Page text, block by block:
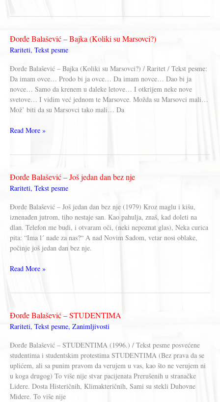
za
rođendan
Đorđe Balašević – Bajka (Koliki su Marsovci?)
Rariteti, Tekst pesme
Đorđe Balašević – Bajka (Koliki su Marsovci?) / Raritet / Tekst pesme:
Da imam ovce… Prodo bi ja ovce… Da imam novce… Dao bi ja
novce… Samo da krenem u daleke letove… I otkrijem neke nove
svetove… I vidim već jednom te Marsovce. Možda su Marsovci mali…
Mož’ biti da su Marsovci tako mali… Da
Đorđe
su
Marsovci?)
Read More »
Đorđe Balašević – Još jedan dan bez nje
Rariteti, Tekst pesme
Đorđe Balašević – Još jedan dan bez nje (1979) Kroz maglu i kišu,
iznenađen jutrom, tiho nestaje san. Kao pahulja, znaš, kad doleti na
dlan. Telefon me budi, i otvaram oči, (neki nepoznat glas), Neka curica
pita: “Ima l´ nade za nas?“ A nad Novim Sadom, vetar nosi oblake,
počinje još jedan dan bez nje.
Đorđe
dan
bez
Read More »
Đorđe Balašević – STUDENTIMA
Rariteti, Tekst pesme, Zanimljivosti
Đorđe Balašević – STUDENTIMA (1996.) / Tekst pesme posvećene
studentima i studentskim protestima STUDENTIMA (Bez prava da se
uplićem, ali sa punim pravom da verujem u vas, kao što ne verujem ni
u koga drugog) To više nije stvar pacijenata Prerušenih u stranačke
Lidere. Dosta Histeričnih, Klimakteričnih, Sami su stekli Duhovne
Midere. To više nije